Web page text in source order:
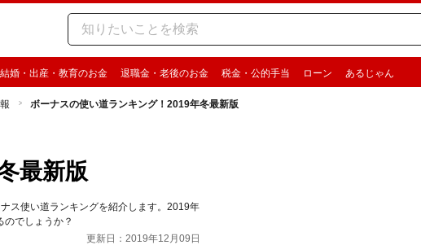
結婚・出産・教育のお金 退職金・老後のお金 税金・公的手当 ローン あるじゃん
ボーナスの使い道ランキング！2019年冬最新版
最新版
ス使い道ランキングを紹介します。2019年
でしょうか？
更新日：2019年12月09日